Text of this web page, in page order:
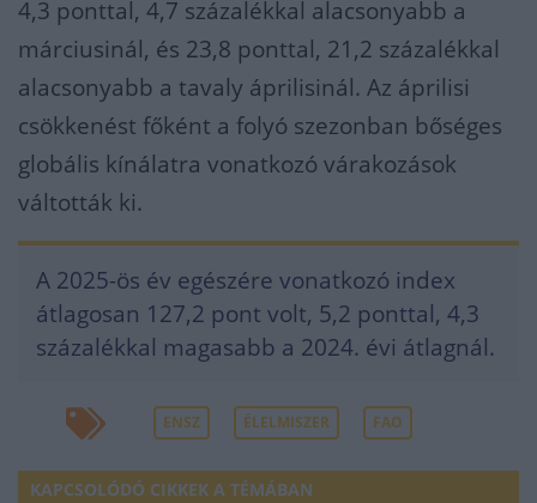
4,3 ponttal, 4,7 százalékkal alacsonyabb a
márciusinál, és 23,8 ponttal, 21,2 százalékkal
alacsonyabb a tavaly áprilisinál. Az áprilisi
csökkenést főként a folyó szezonban bőséges
globális kínálatra vonatkozó várakozások
váltották ki.
A 2025-ös év egészére vonatkozó index
átlagosan 127,2 pont volt, 5,2 ponttal, 4,3
százalékkal magasabb a 2024. évi átlagnál.
ENSZ ÉLELMISZER FAO
KAPCSOLÓDÓ CIKKEK A TÉMÁBAN